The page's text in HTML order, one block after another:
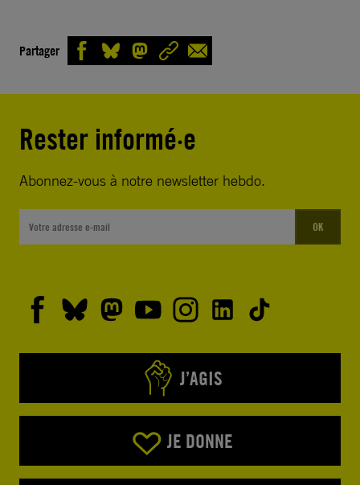
Partager
Rester informé·e
Abonnez-vous à notre newsletter hebdo.
OK
J’AGIS
JE DONNE